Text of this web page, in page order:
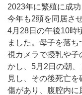
2023年に繁殖に成功
今年も2頭を同居さ
4月28日の午後10時
ました。母子を落
視カメラで授乳や子
かし、5月2日の朝
見し、その後死亡
傷があり、腹腔内に